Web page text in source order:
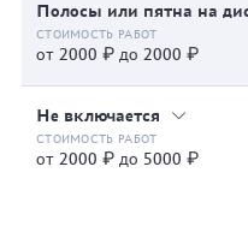
Полосы или пятна на
от 2000 ₽ до 2000 ₽
Не включается
от 2000 ₽ до 5000 ₽